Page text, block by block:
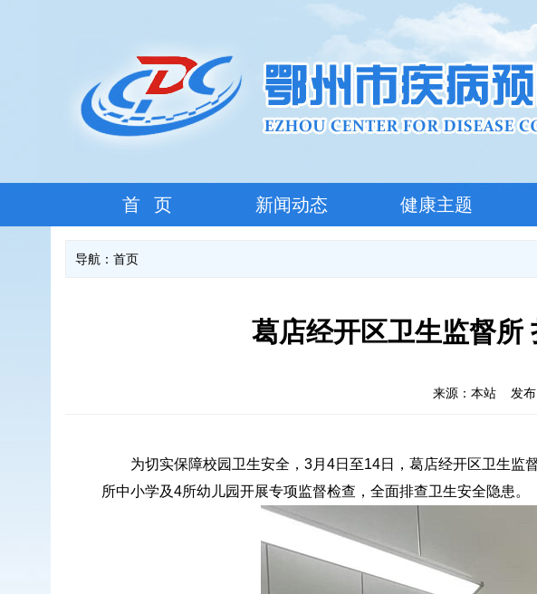
首 页 新闻动态 健康主题
导航： 首页
葛店经开区卫生监督所
来源：本站 发布
为切实保障校园卫生安全，3月4日至14日，葛店经开区卫生
所中小学及4所幼儿园开展专项监督检查，全面排查卫生安全隐患。